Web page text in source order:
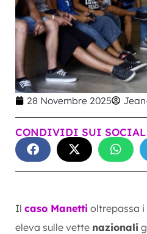
28 Novembre 2025
CONDIVIDI SUI SOCIAL
Il caso Manetti oltrepassa i
eleva sulle vette nazionali